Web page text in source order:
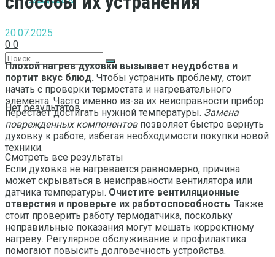
Нет результатов
Смотреть все результаты
20.07.2025
0 0
Плохой нагрев духовки вызывает неудобства и
портит вкус блюд. Чтобы устранить проблему, стоит
начать с проверки термостата и нагревательного
элемента. Часто именно из-за их неисправности прибор
перестает достигать нужной температуры. Замена
поврежденных компонентовпозволяет быстро вернуть
духовку к работе, избегая необходимости покупки новой
техники.
Если духовка не нагревается равномерно, причина
может скрываться в неисправности вентилятора или
датчика температуры. Очистите вентиляционные
отверстия и проверьте их работоспособность. Также
стоит проверить работу термодатчика, поскольку
неправильные показания могут мешать корректному
нагреву. Регулярное обслуживание и профилактика
помогают повысить долговечность устройства.